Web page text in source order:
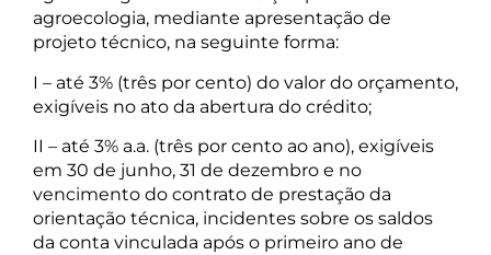
agroecologia, mediante apresentação de
projeto técnico, na seguinte forma:
I – até 3% (três por cento) do valor do orçamento,
exigíveis no ato da abertura do crédito;
II – até 3% a.a. (três por cento ao ano), exigíveis
em 30 de junho, 31 de dezembro e no
vencimento do contrato de prestação da
orientação técnica, incidentes sobre os saldos
da conta vinculada após o primeiro ano de